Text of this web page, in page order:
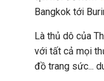
Bangkok tới
Là thủ dô của
với tất cả mọi
đồ trang sức...